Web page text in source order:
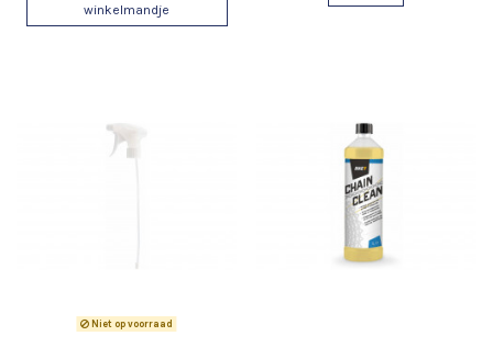
winkelmandje
Niet op voorraad